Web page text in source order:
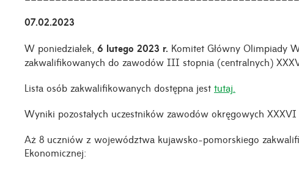
07.02.2023
W poniedziałek, 6 lutego 2023 r. Komitet Główny Olimpiady
zakwalifikowanych do zawodów III stopnia (centralnych)
Lista osób zakwalifikowanych dostępna jest tutaj
Wyniki pozostałych uczestników zawodów okręgowych XXXVI
Aż 8 uczniów z województwa kujawsko-pomorskiego
Ekonomicznej: